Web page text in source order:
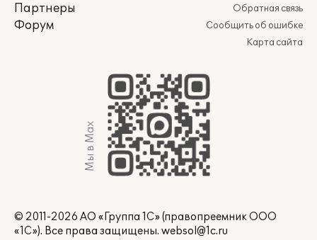
Партнеры
Форум
Обратная связь
Сообщить об ошибке
Карта сайта
Мы в Max
© 2011-2026 АО «Группа 1С» (правопреемник ООО
«1С»). Все права защищены. websol@1c.ru